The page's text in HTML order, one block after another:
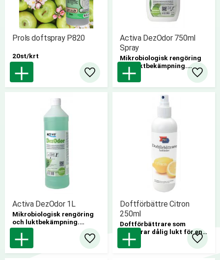
Prols doftspray P820
20st/krt
Lägg till i favoriter
Activa DezOdor 750ml
Spray
Mikrobiologisk rengöring
och luktbekämpning.
9 st/kartong
Lägg
Activa DezOdor 1L
Mikrobiologisk rengöring
och luktbekämpning.
12 st/kartong
Lägg till i favoriter
Doftförbättre Citron
250ml
Doftförbättrare som
maskerar dålig lukt för en
fräschare innermiljö.
12st/krt
Lägg